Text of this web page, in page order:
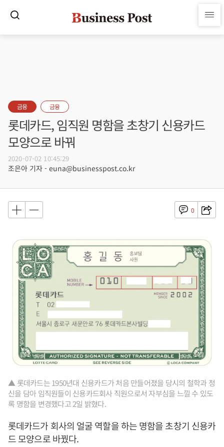
금융 금융
롯데카드, 임직원 명함을 초창기 신용카드
모양으로 바꿔
2020-07-02 10:45:29
조은아 기자 - euna@businesspost.co.kr
0
▲ 롯데카드는 1950년대 신용카드가 처음 만들어졌을 당시의 철학과 정
신을 담아 임직원들이 신용카드회사 직원으로서 자부심을 느낄 수 있도
록 명함을 변경했다고 2일 밝혔다.
롯데카드가 회사의 얼굴 역할을 하는 명함을 초창기 신용카
드 모양으로 바꿨다.